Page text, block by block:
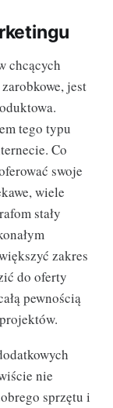
chcących
jest
tego typu
Co
swoje
wiele
stały
zakres
do oferty
pewnością
nie
sprzętu i